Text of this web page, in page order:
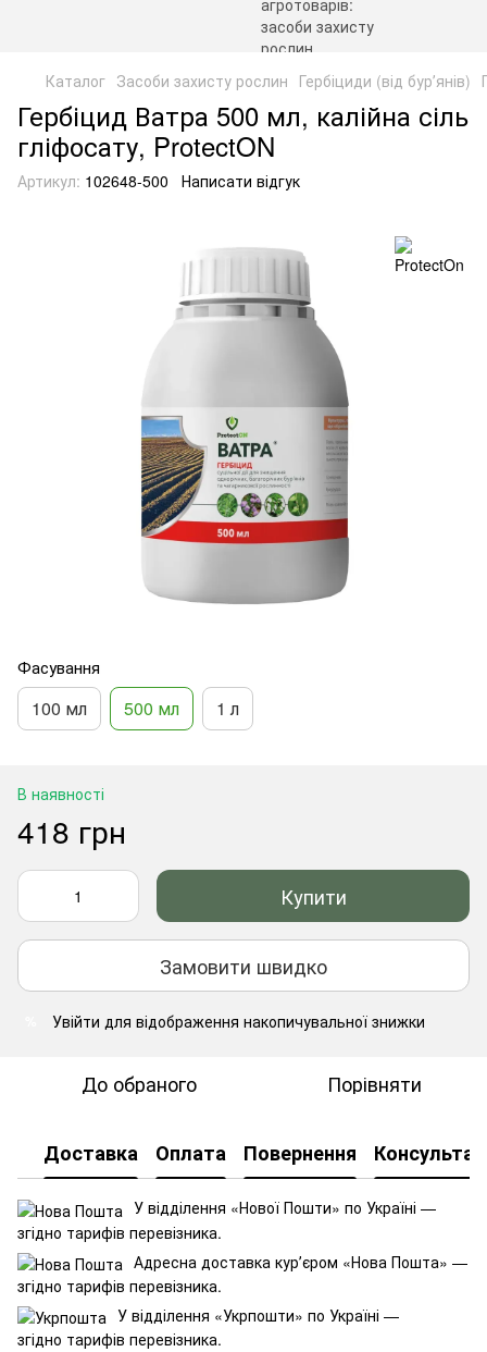
Каталог Засоби захисту рослин Гербіциди (від бурʼянів)
Гербіцид Ватра 500 мл, калійна сіль
гліфосату, ProtectON
Артикул: 102648-500 Написати відгук
Фасування
100 мл 500 мл 1 л
В наявності
418 грн
Купити
Замовити швидко
Увійти для відображення накопичувальної знижки
До обраного Порівняти
Доставка Оплата Повернення
У відділення «Нової Пошти» по Україні —
згідно тарифів перевізника.
Адресна доставка курʼєром «Нова Пошта» —
згідно тарифів перевізника.
У відділення «Укрпошти» по Україні —
згідно тарифів перевізника.